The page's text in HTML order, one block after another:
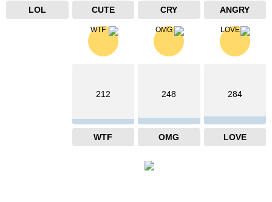
ANGRY
CRY
CUTE
LOL
284
LOVE
248
OMG
212
WTF